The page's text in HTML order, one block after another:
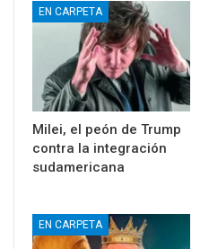
EN CARPETA
Milei, el peón de Trump
contra la integración
sudamericana
EN CARPETA